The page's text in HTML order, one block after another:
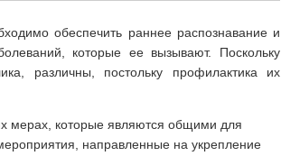
обеспечить раннее распознавание и
которые ее вызывают. Поскольку
различны, постольку профилактика их
мерах, которые являются общими для
направленные на укрепление